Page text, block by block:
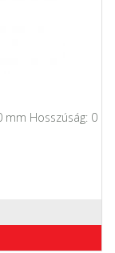
mm Hosszúság: 0